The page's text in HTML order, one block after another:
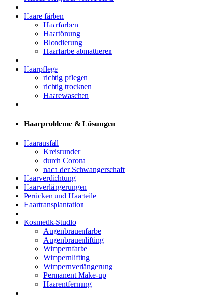
Haare färben
Haarfarben
Haartönung
Blondierung
Haarfarbe abmattieren
Haarpflege
richtig pflegen
richtig trocknen
Haarewaschen
Haarprobleme & Lösungen
Haarausfall
Kreisrunder
durch Corona
nach der Schwangerschaft
Haarverdichtung
Haarverlängerungen
Perücken und Haarteile
Haartransplantation
Kosmetik-Studio
Augenbrauenfarbe
Augenbrauenlifting
Wimpernfarbe
Wimpernlifting
Wimpernverlängerung
Permanent Make-up
Haarentfernung